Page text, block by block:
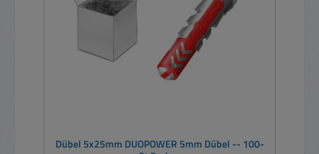
Dübel 5x25mm DUOPOWER 5mm Dübel -- 100-